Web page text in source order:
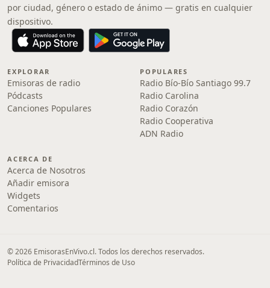
por ciudad, género o estado de ánimo — gratis en cualquier
dispositivo.
EXPLORAR
Emisoras de radio
Pódcasts
Canciones Populares
POPULARES
Radio Bío-Bío Santiago 99.7
Radio Carolina
Radio Corazón
Radio Cooperativa
ADN Radio
ACERCA DE
Acerca de Nosotros
Añadir emisora
Widgets
Comentarios
© 2026 EmisorasEnVivo.cl. Todos los derechos reservados.
Política de PrivacidadTérminos de Uso